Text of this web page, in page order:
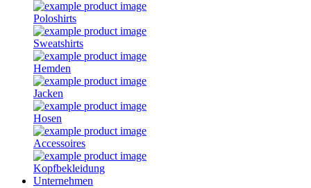
Poloshirts
Sweatshirts
Hemden
Jacken
Hosen
Accessoires
Kopfbekleidung
Unternehmen